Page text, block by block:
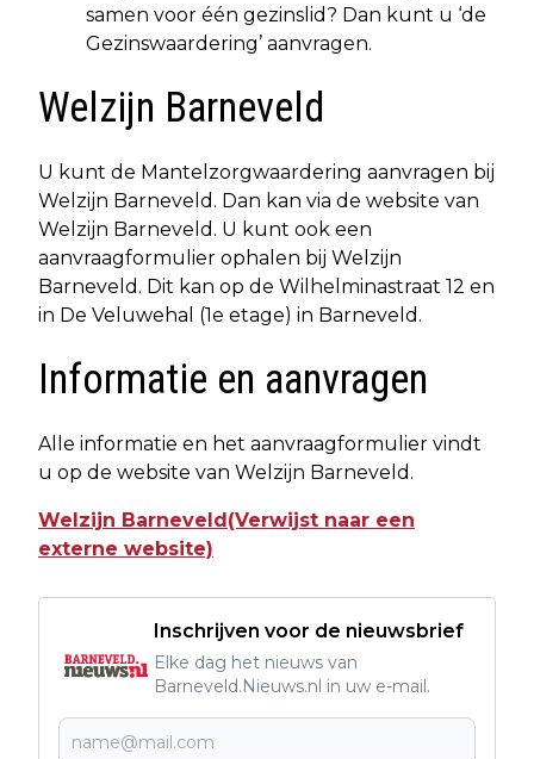
samen voor één gezinslid? Dan kunt u ‘de
Gezinswaardering’ aanvragen.
Welzijn Barneveld
U kunt de Mantelzorgwaardering aanvragen bij
Welzijn Barneveld. Dan kan via de website van
Welzijn Barneveld. U kunt ook een
aanvraagformulier ophalen bij Welzijn
Barneveld. Dit kan op de Wilhelminastraat 12 en
in De Veluwehal (1e etage) in Barneveld.
Informatie en aanvragen
Alle informatie en het aanvraagformulier vindt
u op de website van Welzijn Barneveld.
Welzijn Barneveld(Verwijst naar een
externe website)
Inschrijven voor de nieuwsbrief
Elke dag het nieuws van
Barneveld.Nieuws.nl in uw e-mail.